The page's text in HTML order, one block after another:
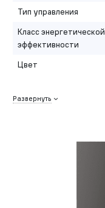
Тип управления
Класс энергетической
эффективности
Цвет
Развернуть